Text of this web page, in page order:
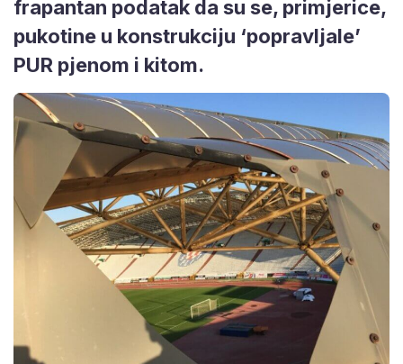
frapantan podatak da su se, primjerice,
pukotine u konstrukciju ‘popravljale’
PUR pjenom i kitom.